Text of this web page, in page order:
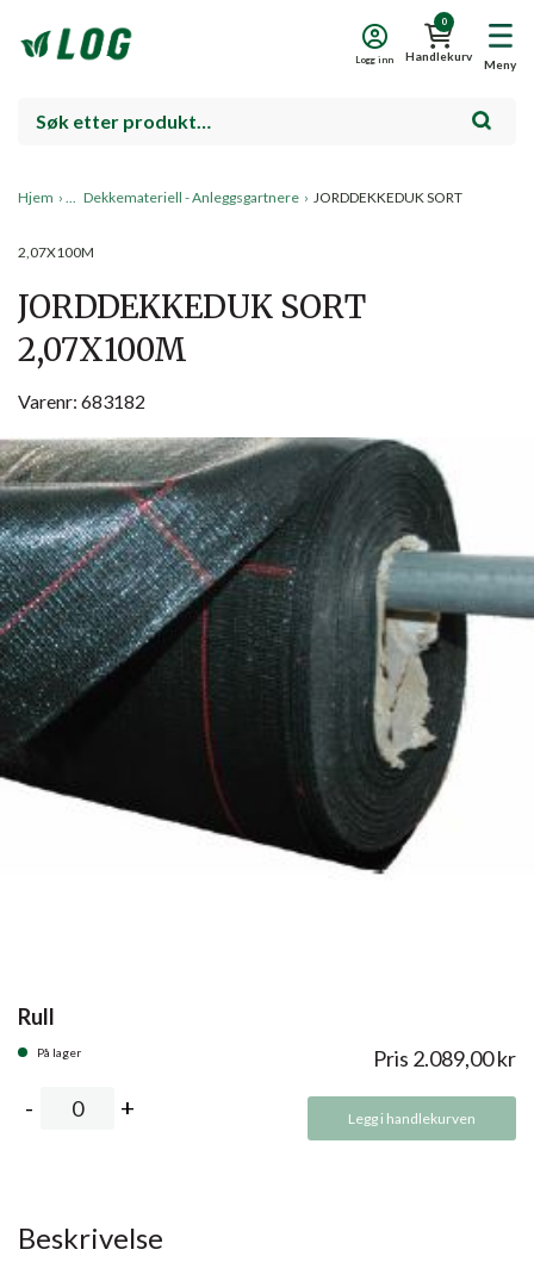
Meny
0
Handlekurv
Logg inn
Hjem › Dekkemateriell - Anleggsgartnere › JORDDEKKEDUK SORT
2,07X100M
JORDDEKKEDUK SORT
2,07X100M
Varenr: 683182
Rull
På lager Pris 2.089,00kr
Legg i handlekurven
Beskrivelse